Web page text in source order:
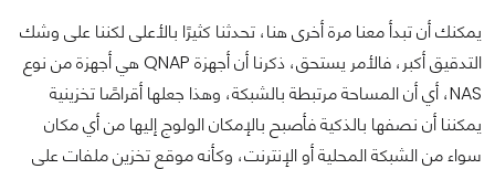
يمكنك أن تبدأ معنا مرة أخرى هنا، تحدثنا كثيرًا بالأعلى لكننا على وشك
التدقيق أكبر، فالأمر يستحق، ذكرنا أن أجهزة QNAP هي أجهزة من نوع
NAS، أي أن المساحة مرتبطة بالشبكة، وهذا جعلها أقراصًا تخزينية
يمكننا أن نصفها بالذكية فأصبح بالإمكان الولوج إليها من أي مكان
سواء من الشبكة المحلية أو الإنترنت، وكأنه موقع تخزين ملفات على